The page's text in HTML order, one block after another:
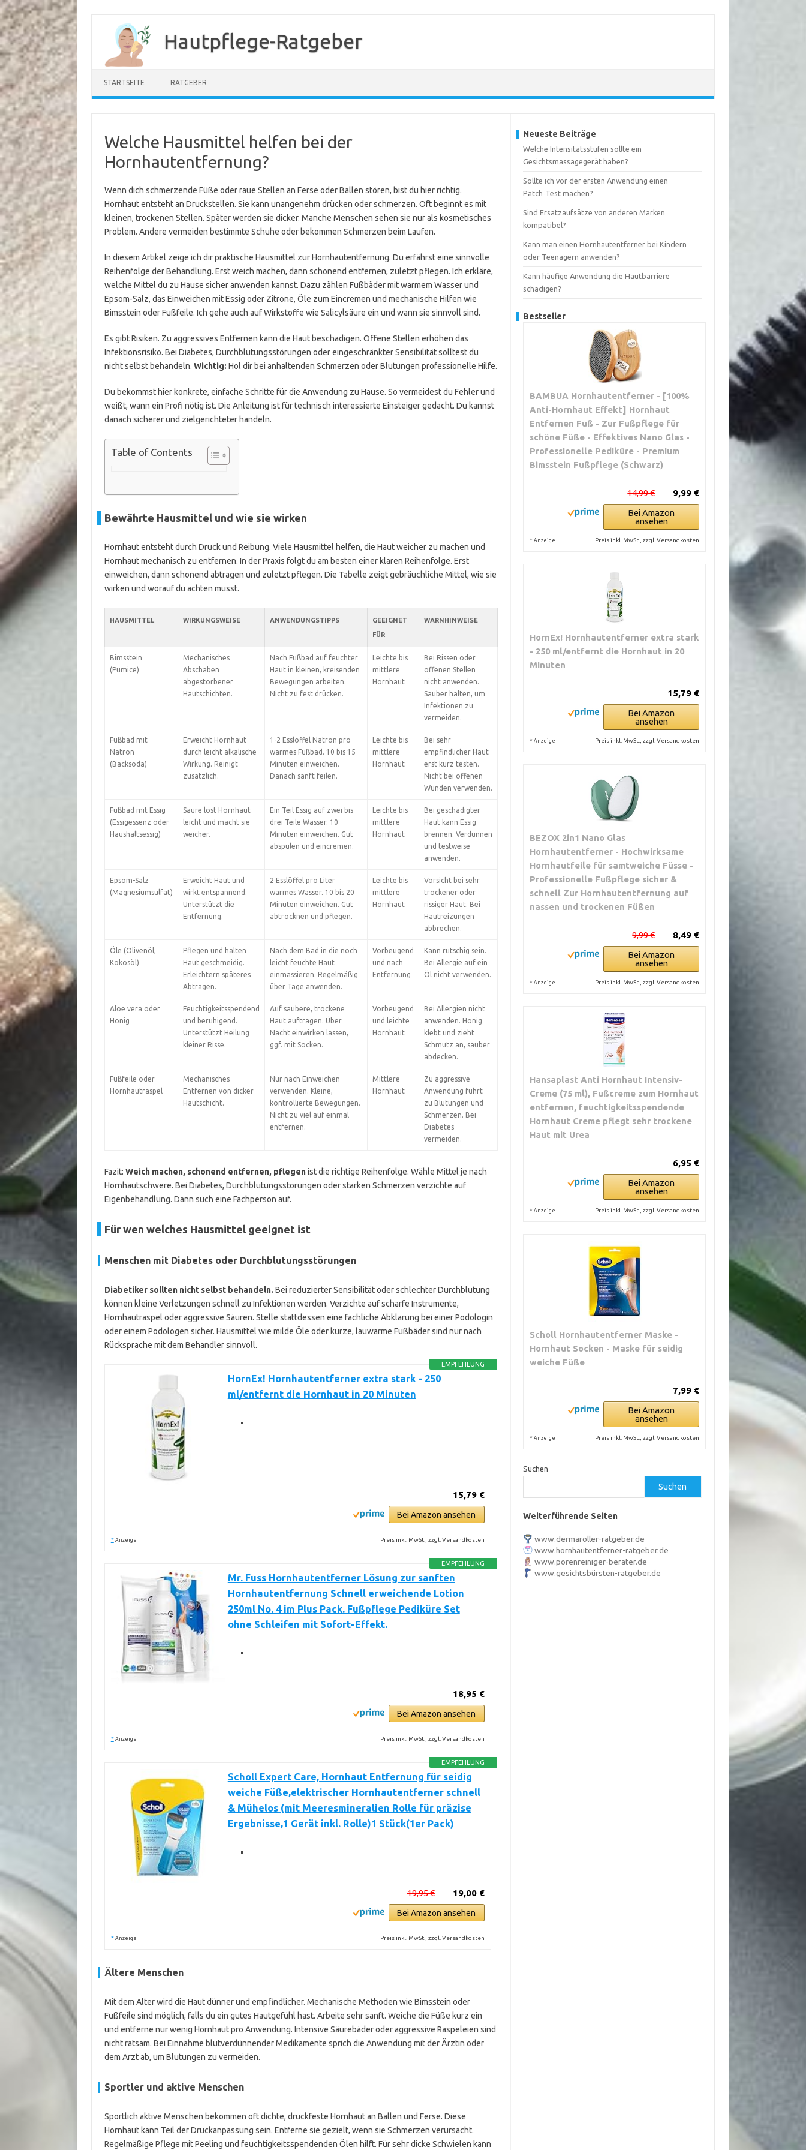
springen
Hautpflege-Ratgeber
STARTSEITE RATGEBER
Welche Hausmittel helfen bei der
Hornhautentfernung?
Wenn dich schmerzende Füße oder raue Stellen an Ferse oder Ballen stören, bist du hier richtig.
Hornhaut entsteht an Druckstellen. Sie kann unangenehm drücken oder schmerzen. Oft beginnt es mit
kleinen, trockenen Stellen. Später werden sie dicker. Manche Menschen sehen sie nur als kosmetisches
Problem. Andere vermeiden bestimmte Schuhe oder bekommen Schmerzen beim Laufen.
In diesem Artikel zeige ich dir praktische Hausmittel zur Hornhautentfernung. Du erfährst eine sinnvolle
Reihenfolge der Behandlung. Erst weich machen, dann schonend entfernen, zuletzt pflegen. Ich erkläre,
welche Mittel du zu Hause sicher anwenden kannst. Dazu zählen Fußbäder mit warmem Wasser und
Epsom-Salz, das Einweichen mit Essig oder Zitrone, Öle zum Eincremen und mechanische Hilfen wie
Bimsstein oder Fußfeile. Ich gehe auch auf Wirkstoffe wie Salicylsäure ein und wann sie sinnvoll sind.
Es gibt Risiken. Zu aggressives Entfernen kann die Haut beschädigen. Offene Stellen erhöhen das
Infektionsrisiko. Bei Diabetes, Durchblutungsstörungen oder eingeschränkter Sensibilität solltest du
nicht selbst behandeln. Wichtig: Hol dir bei anhaltenden Schmerzen oder Blutungen professionelle Hilfe.
Du bekommst hier konkrete, einfache Schritte für die Anwendung zu Hause. So vermeidest du Fehler und
weißt, wann ein Profi nötig ist. Die Anleitung ist für technisch interessierte Einsteiger gedacht. Du kannst
danach sicherer und zielgerichteter handeln.
Table of Contents
Bewährte Hausmittel und wie sie wirken
Hornhaut entsteht durch Druck und Reibung. Viele Hausmittel helfen, die Haut weicher zu machen und
Hornhaut mechanisch zu entfernen. In der Praxis folgt du am besten einer klaren Reihenfolge. Erst
einweichen, dann schonend abtragen und zuletzt pflegen. Die Tabelle zeigt gebräuchliche Mittel, wie sie
wirken und worauf du achten musst.
HAUSMITTEL WIRKUNGSWEISE ANWENDUNGSTIPPS
GEEIGNET
FÜR
WARNHINWEISE
Bimsstein
(Pumice)
Mechanisches
Abschaben
abgestorbener
Hautschichten.
Nach Fußbad auf feuchter
Haut in kleinen, kreisenden
Bewegungen arbeiten.
Nicht zu fest drücken.
Leichte bis
mittlere
Hornhaut
Bei Rissen oder
offenen Stellen
nicht anwenden.
Sauber halten, um
Infektionen zu
vermeiden.
Fußbad mit
Natron
(Backsoda)
Erweicht Hornhaut
durch leicht alkalische
Wirkung. Reinigt
zusätzlich.
1-2 Esslöffel Natron pro
warmes Fußbad. 10 bis 15
Minuten einweichen.
Danach sanft feilen.
Leichte bis
mittlere
Hornhaut
Bei sehr
empfindlicher Haut
erst kurz testen.
Nicht bei offenen
Wunden verwenden.
Fußbad mit Essig
(Essigessenz oder
Haushaltsessig)
Säure löst Hornhaut
leicht und macht sie
weicher.
Ein Teil Essig auf zwei bis
drei Teile Wasser. 10
Minuten einweichen. Gut
abspülen und eincremen.
Leichte bis
mittlere
Hornhaut
Bei geschädigter
Haut kann Essig
brennen. Verdünnen
und testweise
anwenden.
Epsom-Salz
(Magnesiumsulfat)
Erweicht Haut und
wirkt entspannend.
Unterstützt die
Entfernung.
2 Esslöffel pro Liter
warmes Wasser. 10 bis 20
Minuten einweichen. Gut
abtrocknen und pflegen.
Leichte bis
mittlere
Hornhaut
Vorsicht bei sehr
trockener oder
rissiger Haut. Bei
Hautreizungen
abbrechen.
Öle (Olivenöl,
Kokosöl)
Pflegen und halten
Haut geschmeidig.
Erleichtern späteres
Abtragen.
Nach dem Bad in die noch
leicht feuchte Haut
einmassieren. Regelmäßig
über Tage anwenden.
Vorbeugend
und nach
Entfernung
Kann rutschig sein.
Bei Allergie auf ein
Öl nicht verwenden.
Aloe vera oder
Honig
Feuchtigkeitsspendend
und beruhigend.
Unterstützt Heilung
kleiner Risse.
Auf saubere, trockene
Haut auftragen. Über
Nacht einwirken lassen,
ggf. mit Socken.
Vorbeugend
und leichte
Hornhaut
Bei Allergien nicht
anwenden. Honig
klebt und zieht
Schmutz an, sauber
abdecken.
Fußfeile oder
Hornhautraspel
Mechanisches
Entfernen von dicker
Hautschicht.
Nur nach Einweichen
verwenden. Kleine,
kontrollierte Bewegungen.
Nicht zu viel auf einmal
entfernen.
Mittlere
Hornhaut
Zu aggressive
Anwendung führt
zu Blutungen und
Schmerzen. Bei
Diabetes
vermeiden.
Fazit: Weich machen, schonend entfernen, pflegenist die richtige Reihenfolge. Wähle Mittel je nach
Hornhautschwere. Bei Diabetes, Durchblutungsstörungen oder starken Schmerzen verzichte auf
Eigenbehandlung. Dann such eine Fachperson auf.
Für wen welches Hausmittel geeignet ist
Menschen mit Diabetes oder Durchblutungsstörungen
Diabetiker sollten nicht selbst behandeln. Bei reduzierter Sensibilität oder schlechter Durchblutung
können kleine Verletzungen schnell zu Infektionen werden. Verzichte auf scharfe Instrumente,
Hornhautraspel oder aggressive Säuren. Stelle stattdessen eine fachliche Abklärung bei einer Podologin
oder einem Podologen sicher. Hausmittel wie milde Öle oder kurze, lauwarme Fußbäder sind nur nach
Rücksprache mit dem Behandler sinnvoll.
EMPFEHLUNG
HornEx! Hornhautentferner extra stark - 250
ml/entfernt die Hornhaut in 20 Minuten
15,79 €
Bei Amazon ansehen
* Anzeige Preis inkl. MwSt., zzgl. Versandkosten
EMPFEHLUNG
Mr. Fuss Hornhautentferner Lösung zur sanften
Hornhautentfernung Schnell erweichende Lotion
250ml No. 4 im Plus Pack. Fußpflege Pediküre Set
ohne Schleifen mit Sofort-Effekt.
18,95 €
Bei Amazon ansehen
* Anzeige Preis inkl. MwSt., zzgl. Versandkosten
EMPFEHLUNG
Scholl Expert Care, Hornhaut Entfernung für seidig
weiche Füße,elektrischer Hornhautentferner schnell
& Mühelos (mit Meeresmineralien Rolle für präzise
Ergebnisse,1 Gerät inkl. Rolle)1 Stück(1er Pack)
19,00 €
19,95 €
Bei Amazon ansehen
* Anzeige Preis inkl. MwSt., zzgl. Versandkosten
Ältere Menschen
Mit dem Alter wird die Haut dünner und empfindlicher. Mechanische Methoden wie Bimsstein oder
Fußfeile sind möglich, falls du ein gutes Hautgefühl hast. Arbeite sehr sanft. Weiche die Füße kurz ein
und entferne nur wenig Hornhaut pro Anwendung. Intensive Säurebäder oder aggressive Raspeleien sind
nicht ratsam. Bei Einnahme blutverdünnender Medikamente sprich die Anwendung mit der Ärztin oder
dem Arzt ab, um Blutungen zu vermeiden.
Sportler und aktive Menschen
Sportlich aktive Menschen bekommen oft dichte, druckfeste Hornhaut an Ballen und Ferse. Diese
Hornhaut kann Teil der Druckanpassung sein. Entferne sie gezielt, wenn sie Schmerzen verursacht.
Regelmäßige Pflege mit Peeling und feuchtigkeitsspendenden Ölen hilft. Für sehr dicke Schwielen kann
Neueste Beiträge
Welche Intensitätsstufen sollte ein
Gesichtsmassagegerät haben?
Sollte ich vor der ersten Anwendung einen
Patch‑Test machen?
Sind Ersatzaufsätze von anderen Marken
kompatibel?
Kann man einen Hornhautentferner bei Kindern
oder Teenagern anwenden?
Kann häufige Anwendung die Hautbarriere
schädigen?
Bestseller
BAMBUA Hornhautentferner - [100%
Anti-Hornhaut Effekt] Hornhaut
Entfernen Fuß - Zur Fußpflege für
schöne Füße - Effektives Nano Glas -
Professionelle Pediküre - Premium
Bimsstein Fußpflege (Schwarz)
9,99 €
14,99 €
Bei Amazon
ansehen
* Anzeige Preis inkl. MwSt., zzgl. Versandkosten
HornEx! Hornhautentferner extra stark
- 250 ml/entfernt die Hornhaut in 20
Minuten
15,79 €
Bei Amazon
ansehen
* Anzeige Preis inkl. MwSt., zzgl. Versandkosten
BEZOX 2in1 Nano Glas
Hornhautentferner - Hochwirksame
Hornhautfeile für samtweiche Füsse -
Professionelle Fußpflege sicher &
schnell Zur Hornhautentfernung auf
nassen und trockenen Füßen
8,49 €
9,99 €
Bei Amazon
ansehen
* Anzeige Preis inkl. MwSt., zzgl. Versandkosten
Hansaplast Anti Hornhaut Intensiv-
Creme (75 ml), Fußcreme zum Hornhaut
entfernen, feuchtigkeitsspendende
Hornhaut Creme pflegt sehr trockene
Haut mit Urea
6,95 €
Bei Amazon
ansehen
* Anzeige Preis inkl. MwSt., zzgl. Versandkosten
Scholl Hornhautentferner Maske -
Hornhaut Socken - Maske für seidig
weiche Füße
7,99 €
Bei Amazon
ansehen
* Anzeige Preis inkl. MwSt., zzgl. Versandkosten
Suchen
Suchen
Weiterführende Seiten
www.dermaroller-ratgeber.de
www.hornhautentferner-ratgeber.de
www.porenreiniger-berater.de
www.gesichtsbürsten-ratgeber.de